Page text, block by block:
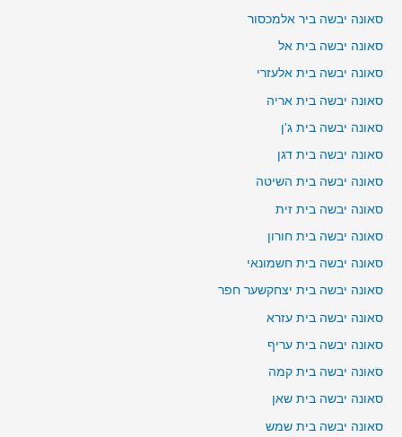
סאונה יבשה ביר אלמכסור
סאונה יבשה בית אל
סאונה יבשה בית אלעזרי
סאונה יבשה בית אריה
סאונה יבשה בית ג'ן
סאונה יבשה בית דגן
סאונה יבשה בית השיטה
סאונה יבשה בית זית
סאונה יבשה בית חורון
סאונה יבשה בית חשמונאי
סאונה יבשה בית יצחקשער חפר
סאונה יבשה בית עזרא
סאונה יבשה בית עריף
סאונה יבשה בית קמה
סאונה יבשה בית שאן
סאונה יבשה בית שמש